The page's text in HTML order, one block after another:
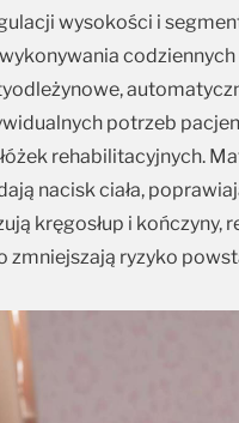
wysokości i
potrzeb
rehabilitacyjnych.
nacisk ciała,
kręgosłup i kończyny,
zmniejszają ryzyko